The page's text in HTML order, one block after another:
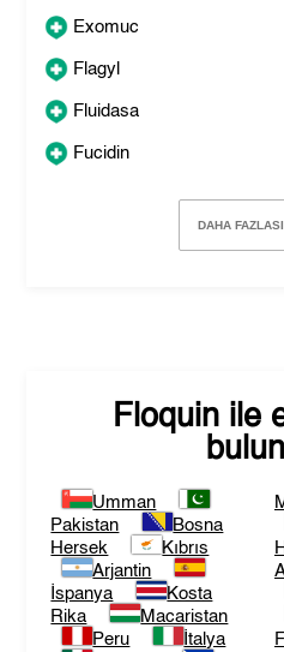
Exomuc
Flagyl
Fluidasa
Fucidin
DAHA
Floquin ile
Umman
Pakistan
Bosna
Hersek
Kıbrıs
Arjantin
İspanya
Kosta
Rika
Macaristan
Peru
İtalya